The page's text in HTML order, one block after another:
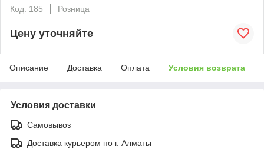
Код: 185
Розница
Цену уточняйте
Описание Доставка Оплата Условия возврата
Условия доставки
Самовывоз
Доставка курьером по г. Алматы